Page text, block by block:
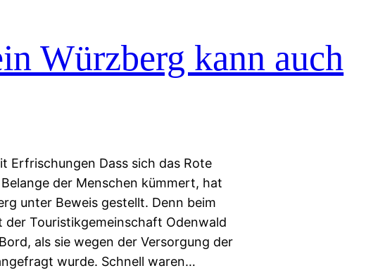
Würzberg kann auch
Erfrischungen Dass sich das Rote
der Menschen kümmert, hat
unter Beweis gestellt. Denn beim
der Touristikgemeinschaft Odenwald
als sie wegen der Versorgung der
wurde. Schnell waren…